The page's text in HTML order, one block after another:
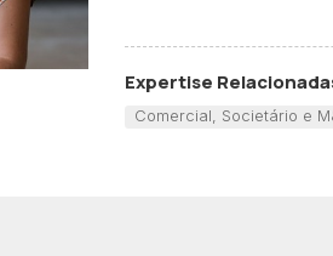
Expertise
Comercial, Societário e